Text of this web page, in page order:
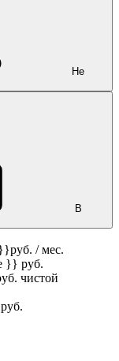
Не
В
руб. / мес.
}} руб.
чистой
руб.